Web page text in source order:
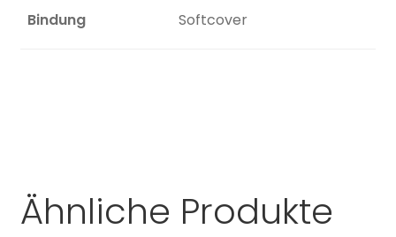
Bindung Softcover
Ähnliche Produkte